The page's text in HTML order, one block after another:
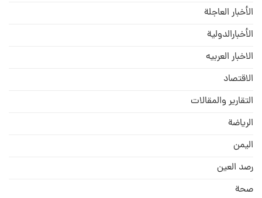
الأخبار العاجلة
الأخبارالدولية
الاخبار العربيه
الاقتصاد
التقارير والمقالات
الریاضة
الیمن
رصد العین
صحة